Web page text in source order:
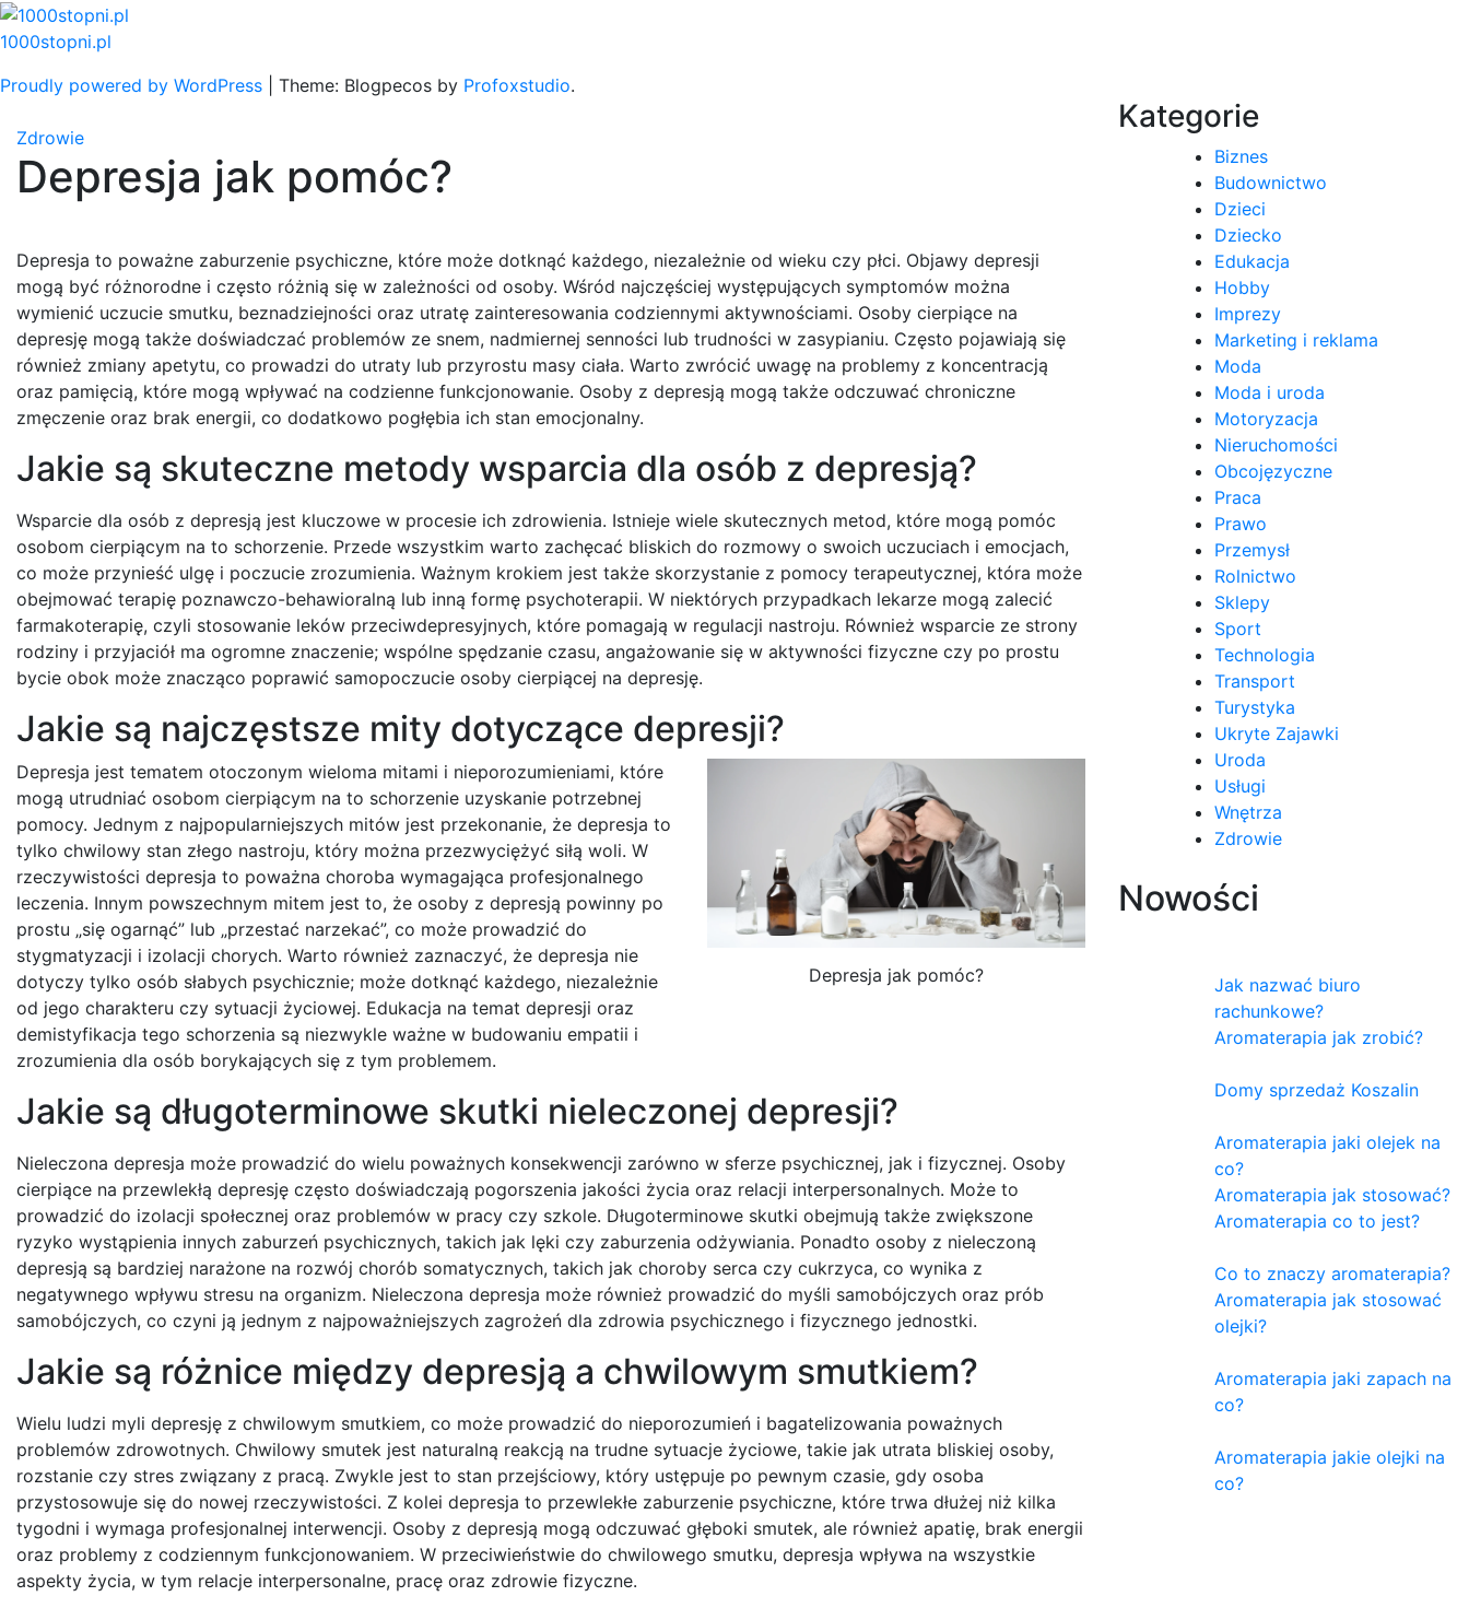
Skip
to
1000stopni.pl
Proudly powered by WordPress
Theme: Blogpecos by Profoxstudio.
Zdrowie
Depresja jak pomóc?
Depresja to poważne zaburzenie psychiczne, które może dotknąć każdego, niezależnie od wieku czy płci. Objawy depresji
mogą być różnorodne i często różnią się w zależności od osoby. Wśród najczęściej występujących symptomów można
wymienić uczucie smutku, beznadziejności oraz utratę zainteresowania codziennymi aktywnościami. Osoby cierpiące na
depresję mogą także doświadczać problemów ze snem, nadmiernej senności lub trudności w zasypianiu. Często pojawiają się
również zmiany apetytu, co prowadzi do utraty lub przyrostu masy ciała. Warto zwrócić uwagę na problemy z koncentracją
oraz pamięcią, które mogą wpływać na codzienne funkcjonowanie. Osoby z depresją mogą także odczuwać chroniczne
zmęczenie oraz brak energii, co dodatkowo pogłębia ich stan emocjonalny.
Jakie są skuteczne metody wsparcia dla osób z depresją?
Wsparcie dla osób z depresją jest kluczowe w procesie ich zdrowienia. Istnieje wiele skutecznych metod, które mogą pomóc
osobom cierpiącym na to schorzenie. Przede wszystkim warto zachęcać bliskich do rozmowy o swoich uczuciach i emocjach,
co może przynieść ulgę i poczucie zrozumienia. Ważnym krokiem jest także skorzystanie z pomocy terapeutycznej, która może
obejmować terapię poznawczo-behawioralną lub inną formę psychoterapii. W niektórych przypadkach lekarze mogą zalecić
farmakoterapię, czyli stosowanie leków przeciwdepresyjnych, które pomagają w regulacji nastroju. Również wsparcie ze strony
rodziny i przyjaciół ma ogromne znaczenie; wspólne spędzanie czasu, angażowanie się w aktywności fizyczne czy po prostu
bycie obok może znacząco poprawić samopoczucie osoby cierpiącej na depresję.
Jakie są najczęstsze mity dotyczące depresji?
Depresja jak pomóc?
Depresja jest tematem otoczonym wieloma mitami i nieporozumieniami, które
mogą utrudniać osobom cierpiącym na to schorzenie uzyskanie potrzebnej
pomocy. Jednym z najpopularniejszych mitów jest przekonanie, że depresja to
tylko chwilowy stan złego nastroju, który można przezwyciężyć siłą woli. W
rzeczywistości depresja to poważna choroba wymagająca profesjonalnego
leczenia. Innym powszechnym mitem jest to, że osoby z depresją powinny po
prostu „się ogarnąć” lub „przestać narzekać”, co może prowadzić do
stygmatyzacji i izolacji chorych. Warto również zaznaczyć, że depresja nie
dotyczy tylko osób słabych psychicznie; może dotknąć każdego, niezależnie
od jego charakteru czy sytuacji życiowej. Edukacja na temat depresji oraz
demistyfikacja tego schorzenia są niezwykle ważne w budowaniu empatii i
zrozumienia dla osób borykających się z tym problemem.
Jakie są długoterminowe skutki nieleczonej depresji?
Nieleczona depresja może prowadzić do wielu poważnych konsekwencji zarówno w sferze psychicznej, jak i fizycznej. Osoby
cierpiące na przewlekłą depresję często doświadczają pogorszenia jakości życia oraz relacji interpersonalnych. Może to
prowadzić do izolacji społecznej oraz problemów w pracy czy szkole. Długoterminowe skutki obejmują także zwiększone
ryzyko wystąpienia innych zaburzeń psychicznych, takich jak lęki czy zaburzenia odżywiania. Ponadto osoby z nieleczoną
depresją są bardziej narażone na rozwój chorób somatycznych, takich jak choroby serca czy cukrzyca, co wynika z
negatywnego wpływu stresu na organizm. Nieleczona depresja może również prowadzić do myśli samobójczych oraz prób
samobójczych, co czyni ją jednym z najpoważniejszych zagrożeń dla zdrowia psychicznego i fizycznego jednostki.
Jakie są różnice między depresją a chwilowym smutkiem?
Wielu ludzi myli depresję z chwilowym smutkiem, co może prowadzić do nieporozumień i bagatelizowania poważnych
problemów zdrowotnych. Chwilowy smutek jest naturalną reakcją na trudne sytuacje życiowe, takie jak utrata bliskiej osoby,
rozstanie czy stres związany z pracą. Zwykle jest to stan przejściowy, który ustępuje po pewnym czasie, gdy osoba
przystosowuje się do nowej rzeczywistości. Z kolei depresja to przewlekłe zaburzenie psychiczne, które trwa dłużej niż kilka
tygodni i wymaga profesjonalnej interwencji. Osoby z depresją mogą odczuwać głęboki smutek, ale również apatię, brak energii
oraz problemy z codziennym funkcjonowaniem. W przeciwieństwie do chwilowego smutku, depresja wpływa na wszystkie
aspekty życia, w tym relacje interpersonalne, pracę oraz zdrowie fizyczne.
Kategorie
Biznes
Budownictwo
Dzieci
Dziecko
Edukacja
Hobby
Imprezy
Marketing i reklama
Moda
Moda i uroda
Motoryzacja
Nieruchomości
Obcojęzyczne
Praca
Prawo
Przemysł
Rolnictwo
Sklepy
Sport
Technologia
Transport
Turystyka
Ukryte Zajawki
Uroda
Usługi
Wnętrza
Zdrowie
Nowości
Jak nazwać biuro
rachunkowe?
Aromaterapia jak zrobić?
Domy sprzedaż Koszalin
Aromaterapia jaki olejek na
co?
Aromaterapia jak stosować?
Aromaterapia co to jest?
Co to znaczy aromaterapia?
Aromaterapia jak stosować
olejki?
Aromaterapia jaki zapach na
co?
Aromaterapia jakie olejki na
co?